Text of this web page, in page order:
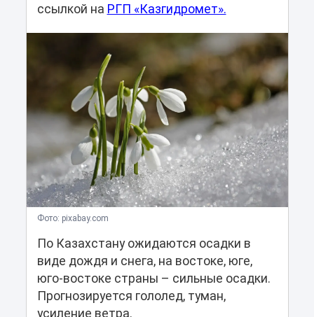
ссылкой на РГП «Казгидромет».
Фото: pixabay.com
По Казахстану ожидаются осадки в
виде дождя и снега, на востоке, юге,
юго-востоке страны – сильные осадки.
Прогнозируется гололед, туман,
усиление ветра.